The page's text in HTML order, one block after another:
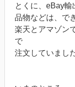
とくに、eBay輸
品物などは、で
楽天とアマゾン
で
注文していまし